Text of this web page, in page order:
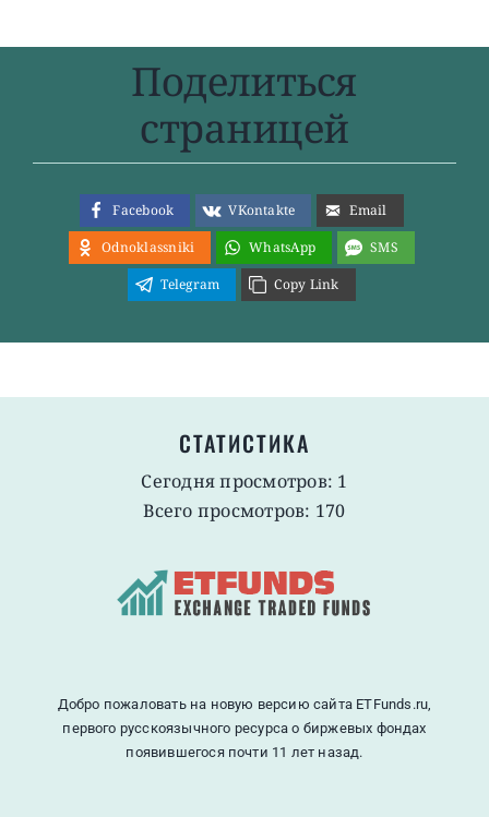
Поделиться
страницей
Facebook VKontakte
Email
Odnoklassniki
WhatsApp
SMS
Telegram
Copy Link
СТАТИСТИКА
Сегодня просмотров: 1
Всего просмотров: 170
Добро пожаловать на новую версию сайта ETFunds.ru,
первого русскоязычного ресурса о биржевых фондах
появившегося почти 11 лет назад.